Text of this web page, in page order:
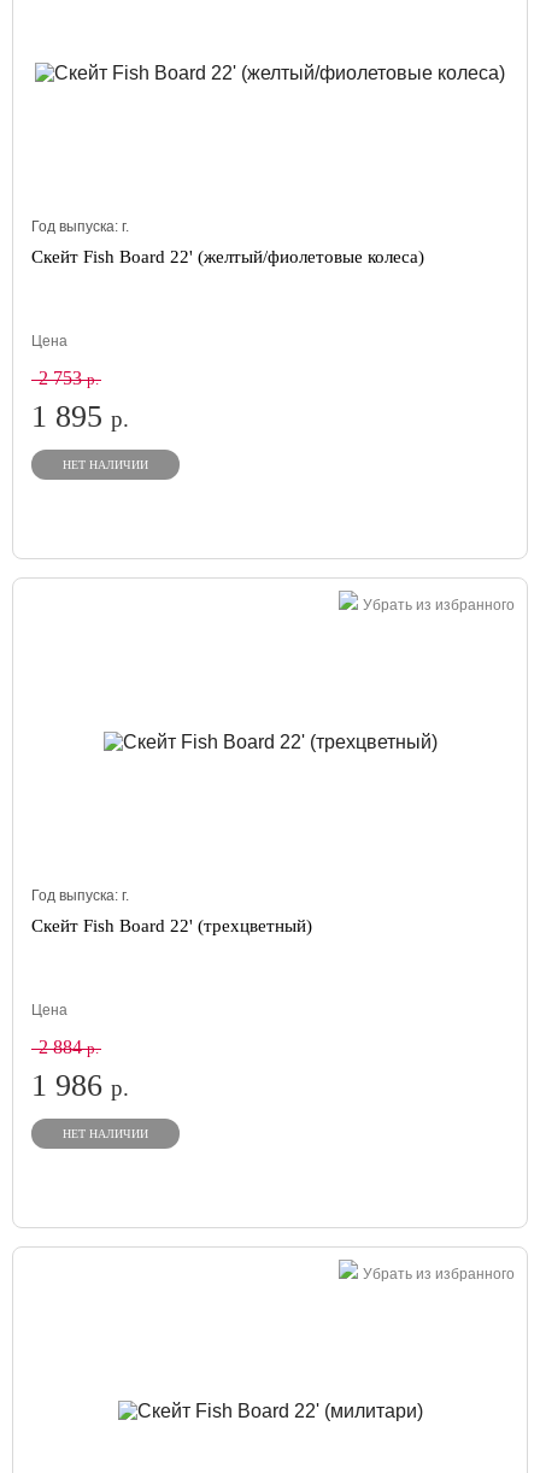
Год выпуска: г.
Скейт Fish Board 22' (желтый/фиолетовые колеса)
Цена
2 753р.
1 895 р.
НЕТ НАЛИЧИИ
Убрать из избранного
Год выпуска: г.
Скейт Fish Board 22' (трехцветный)
Цена
2 884р.
1 986 р.
НЕТ НАЛИЧИИ
Убрать из избранного